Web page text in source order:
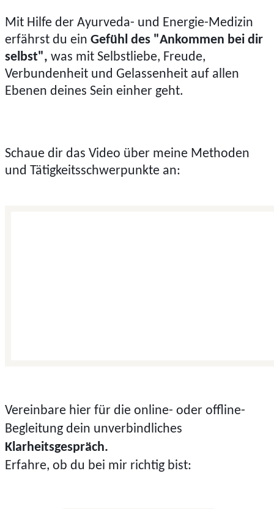
Mit Hilfe der Ayurveda- und Energie-Medizin
erfährst du ein Gefühl des "Ankommen bei dir
selbst", was mit Selbstliebe, Freude,
Verbundenheit und Gelassenheit auf allen
Ebenen deines Sein einher geht.
Schaue dir das Video über meine Methoden
und Tätigkeitsschwerpunkte an:
Vereinbare hier für die online- oder offline-
Begleitung dein unverbindliches
Klarheitsgespräch.
Erfahre, ob du bei mir richtig bist: